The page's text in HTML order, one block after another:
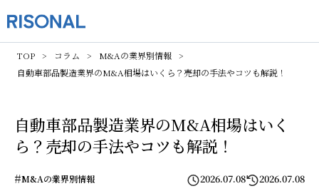
TOP コラム
M&Aの業界別情報
自動車部品製造業界のM&A相場はいくら？売却の手法やコツも解説！
自動車部品製造業界のM&A相場はいく
ら？売却の手法やコツも解説！
#M&Aの業界別情報 2026.07.08 2026.07.08